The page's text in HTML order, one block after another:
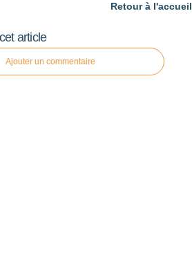
Retour à l'accueil
article
Ajouter un commentaire